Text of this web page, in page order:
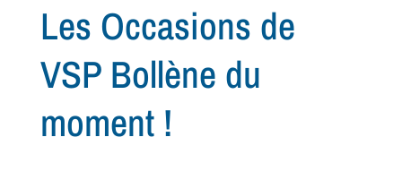
Les Occasions de
VSP Bollène du
moment !